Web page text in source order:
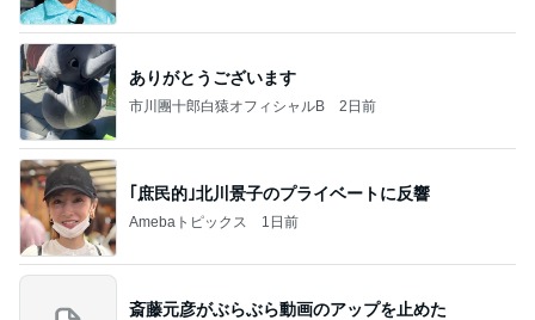
ありがとうございます
市川團十郎白猿オフィシャルB 2日前
｢庶民的｣北川景子のプライベートに反響
Amebaトピックス 1日前
斎藤元彦がぶらぶら動画のアップを止めた